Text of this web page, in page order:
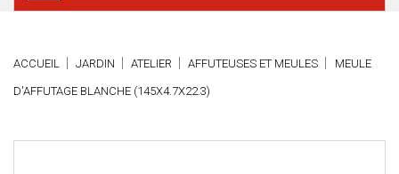
ACCUEIL JARDIN ATELIER AFFUTEUSES ET MEULES MEULE
D'AFFUTAGE BLANCHE (145X4.7X22.3)